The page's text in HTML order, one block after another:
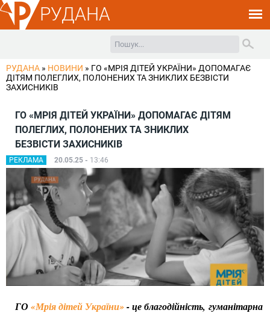
РУДАНА
РУДАНА » НОВИНИ » ГО «МРІЯ ДІТЕЙ УКРАЇНИ» ДОПОМАГАЄ
ДІТЯМ ПОЛЕГЛИХ, ПОЛОНЕНИХ ТА ЗНИКЛИХ БЕЗВІСТИ
ЗАХИСНИКІВ
ГО «МРІЯ ДІТЕЙ УКРАЇНИ» ДОПОМАГАЄ ДІТЯМ
ПОЛЕГЛИХ, ПОЛОНЕНИХ ТА ЗНИКЛИХ
БЕЗВІСТИ ЗАХИСНИКІВ
РЕКЛАМА 20.05.25 - 13:46
ГО «Мрія дітей України»- це благодійність, гуманітарна